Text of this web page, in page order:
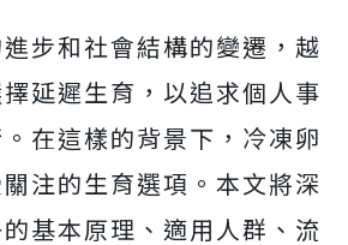
步和社會結構的變遷，越
延遲生育，以追求個人事
在這樣的背景下，冷凍卵
注的生育選項。本文將深
基本原理、適用人群、流